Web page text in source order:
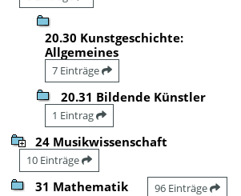
20.30 Kunstgeschichte:
Allgemeines
7 Einträge
20.31 Bildende Künstler
1 Eintrag
24 Musikwissenschaft
10 Einträge
31 Mathematik 96 Einträge